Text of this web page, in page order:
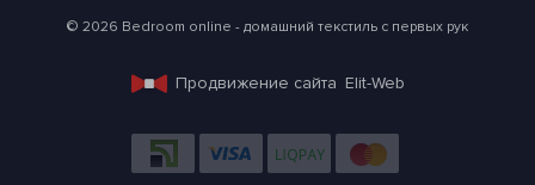
© 2026 Bedroom online - домашний текстиль с первых рук
Продвижение сайта Elit-Web